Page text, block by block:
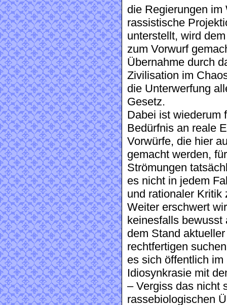
die Regierungen im
rassistische
unterstellt, wird
zum Vorwurf
Übernahme durch
Zivilisation im
die Unterwerfung
Gesetz.
Dabei ist wiederum
Bedürfnis an reale
Vorwürfe, die hier
gemacht werden,
Strömungen
es nicht in jedem
und rationaler Kritik
Weiter erschwert
keinesfalls
dem Stand
rechtfertigen
es sich öffentlich
Idiosynkrasie mit
– Vergiss das nicht
rassebiologischen